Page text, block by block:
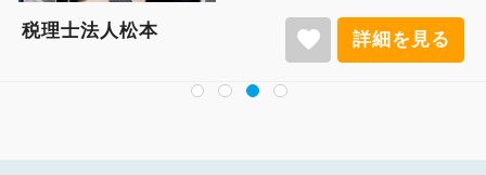
税理士法人松本 favorite 詳細を見る